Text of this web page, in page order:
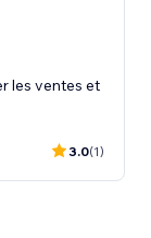
les ventes et
3.0(1)